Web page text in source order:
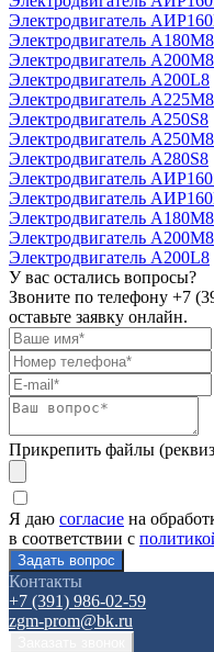
Электродвигатель
Электродвигатель А180М8
Электродвигатель А200М8
Электродвигатель А200L8
Электродвигатель А225М8
Электродвигатель А250S8
Электродвигатель А250М8
Электродвигатель А280S8
Электродвигатель
Электродвигатель
Электродвигатель А180М8
Электродвигатель А200М8
Электродвигатель А200L8
У вас остались вопросы?
Звоните по телефону +7
оставьте заявку онлайн.
Прикрепить файлы
Я даю согласие на
в соответствии с
Контакты
+7 (391) 986-02-59
zgm-prom@bk.ru